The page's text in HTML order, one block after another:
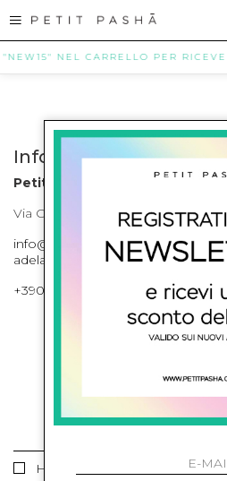
NEL CARRELLO PER
Info contatti
Petit Pasha
Via Cilea, 255 Napoli Corso
info@petitpasha.com,
adelaide.petitpasha@hotmail.com
+39081643421 , +390812351280
ISCRIVITI ALLA
Ho letto ed accettato le